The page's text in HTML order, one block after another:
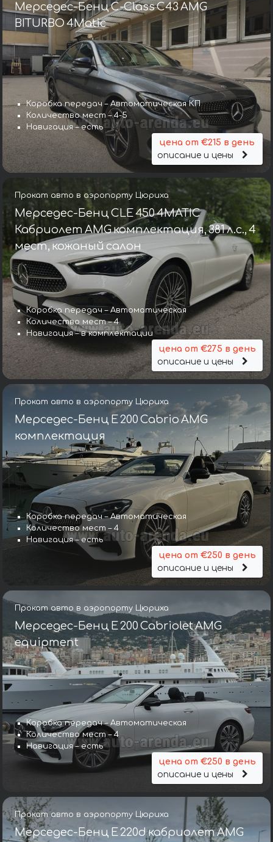
Мерседес-Бенц C-Class C43 AMG
BITURBO 4Matic
Коробка передач – Автоматическая КП
Количество мест – 4-5
Навигация – есть
цена от €215 в день
описание и цены
Прокат авто в аэропорту Цюриха
Мерседес-Бенц CLE 450 4MATIC
Кабриолет AMG комплектация, 381 л.с., 4
мест, кожаный салон
Коробка передач – Автоматическая
Количество мест – 4
Навигация – в комплектации
цена от €275 в день
описание и цены
Прокат авто в аэропорту Цюриха
Мерседес-Бенц E 200 Cabrio AMG
комплектация
Коробка передач – Автоматическая
Количество мест – 4
Навигация – есть
цена от €250 в день
описание и цены
Прокат авто в аэропорту Цюриха
Мерседес-Бенц E 200 Cabriolet AMG
equipment
Коробка передач – Автоматическая
Количество мест – 4
Навигация – есть
цена от €250 в день
описание и цены
Прокат авто в аэропорту Цюриха
Мерседес-Бенц E 220d кабриолет AMG